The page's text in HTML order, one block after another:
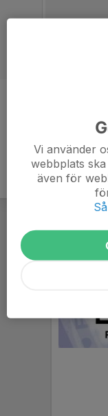
Vi använder
webbplats
även för